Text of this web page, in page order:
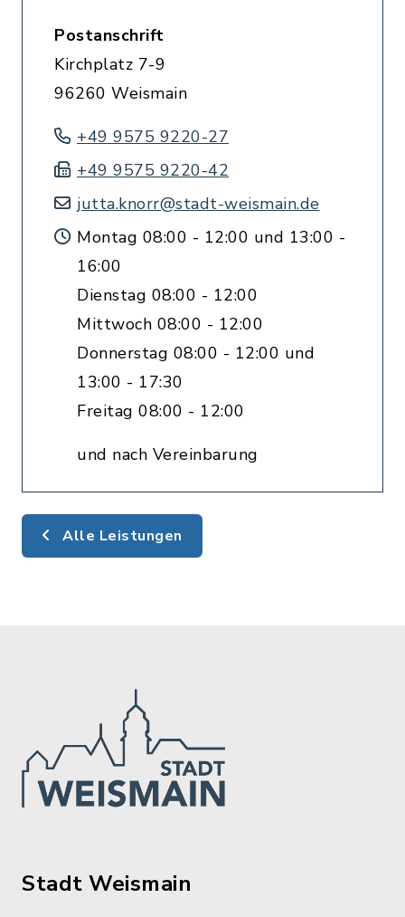
Postanschrift
Kirchplatz 7-9
96260 Weismain
+49 9575 9220-27
+49 9575 9220-42
jutta.knorr@stadt-weismain.de
Montag 08:00 - 12:00 und 13:00 -
16:00
Dienstag 08:00 - 12:00
Mittwoch 08:00 - 12:00
Donnerstag 08:00 - 12:00 und
13:00 - 17:30
Freitag 08:00 - 12:00
und nach Vereinbarung
Alle Leistungen
Stadt Weismain